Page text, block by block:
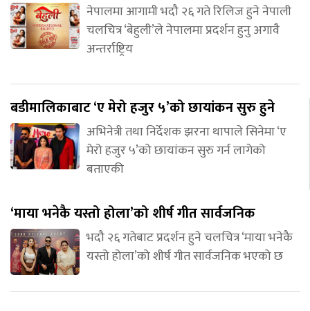
नेपालमा आगामी भदौ २६ गते रिलिज हुने नेपाली
चलचित्र ‘बेहुली’ले नेपालमा प्रदर्शन हुनु अगावै
अन्तर्राष्ट्रिय
बडीमालिकाबाट ‘ए मेरो हजुर ५’को छायांकन सुरु हुने
अभिनेत्री तथा निर्देशक झरना थापाले सिनेमा ‘ए
मेरो हजुर ५’को छायांकन सुरु गर्न लागेको
बताएकी
‘माया भनेकै यस्तो होला’को शीर्ष गीत सार्वजनिक
भदौ २६ गतेबाट प्रदर्शन हुने चलचित्र ‘माया भनेकै
यस्तो होला’को शीर्ष गीत सार्वजनिक भएको छ